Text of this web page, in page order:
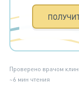
Проверено врачом
~6 мин чтения